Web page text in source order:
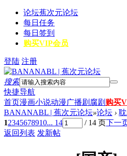
论坛蕉次元论坛
每日任务
每日签到
购买VIP会员
登陆 注册
搜索
快捷导航
首页漫画小说动漫广播剧 腐剧 购买
BANANABL | 蕉次元论坛»论坛 ›
12345678910... 14 / 14 页下一
返回列表 发新帖